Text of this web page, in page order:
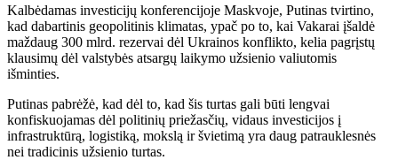
Kalbėdamas investicijų konferencijoje Maskvoje, Putinas tvirtino,
kad dabartinis geopolitinis klimatas, ypač po to, kai Vakarai įšaldė
maždaug 300 mlrd. rezervai dėl Ukrainos konflikto, kelia pagrįstų
klausimų dėl valstybės atsargų laikymo užsienio valiutomis
išminties.
Putinas pabrėžė, kad dėl to, kad šis turtas gali būti lengvai
konfiskuojamas dėl politinių priežasčių, vidaus investicijos į
infrastruktūrą, logistiką, mokslą ir švietimą yra daug patrauklesnės
nei tradicinis užsienio turtas.